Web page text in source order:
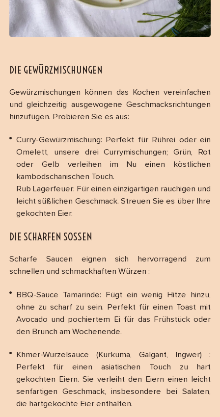
DIE GEWÜRZMISCHUNGEN
Gewürzmischungen können das Kochen vereinfachen
und gleichzeitig ausgewogene Geschmacksrichtungen
hinzufügen. Probieren Sie es aus:
Curry-Gewürzmischung: Perfekt für Rührei oder ein
Omelett, unsere drei Currymischungen; Grün, Rot
oder Gelb verleihen im Nu einen köstlichen
kambodschanischen Touch.
Rub Lagerfeuer: Für einen einzigartigen rauchigen und
leicht süßlichen Geschmack. Streuen Sie es über Ihre
gekochten Eier.
DIE SCHARFEN SOSSEN
Scharfe Saucen eignen sich hervorragend zum
schnellen und schmackhaften Würzen :
BBQ-Sauce Tamarinde: Fügt ein wenig Hitze hinzu,
ohne zu scharf zu sein. Perfekt für einen Toast mit
Avocado und pochiertem Ei für das Frühstück oder
den Brunch am Wochenende.
Khmer-Wurzelsauce (Kurkuma, Galgant, Ingwer) :
Perfekt für einen asiatischen Touch zu hart
gekochten Eiern. Sie verleiht den Eiern einen leicht
senfartigen Geschmack, insbesondere bei Salaten,
die hartgekochte Eier enthalten.